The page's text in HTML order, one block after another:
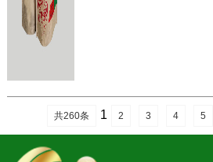
共260条 1 2 3 4 5